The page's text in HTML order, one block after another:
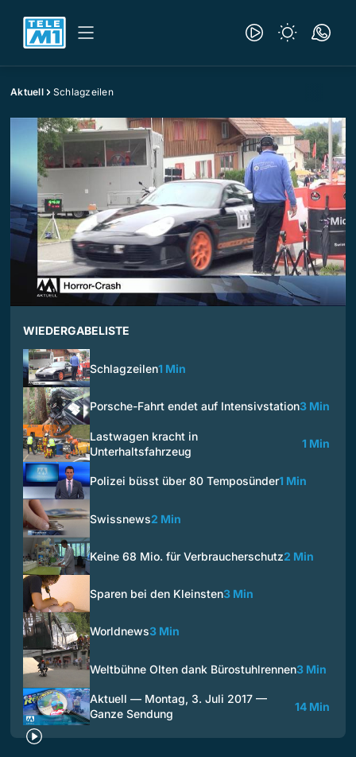
Aktuell Schlagzeilen
WIEDERGABELISTE
Schlagzeilen1 Min
Porsche-Fahrt endet auf Intensivstation3 Min
Lastwagen kracht in
Unterhaltsfahrzeug
1 Min
Polizei büsst über 80 Temposünder1 Min
Swissnews2 Min
Keine 68 Mio. für Verbraucherschutz2 Min
Sparen bei den Kleinsten3 Min
Worldnews3 Min
Weltbühne Olten dank Bürostuhlrennen3 Min
Aktuell — Montag, 3. Juli 2017 —
Ganze Sendung
14 Min